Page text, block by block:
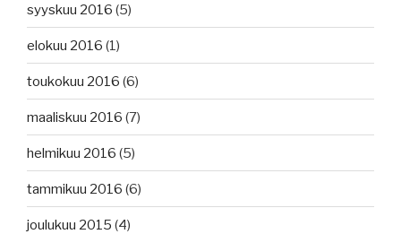
syyskuu 2016 (5)
elokuu 2016 (1)
toukokuu 2016 (6)
maaliskuu 2016 (7)
helmikuu 2016 (5)
tammikuu 2016 (6)
joulukuu 2015 (4)